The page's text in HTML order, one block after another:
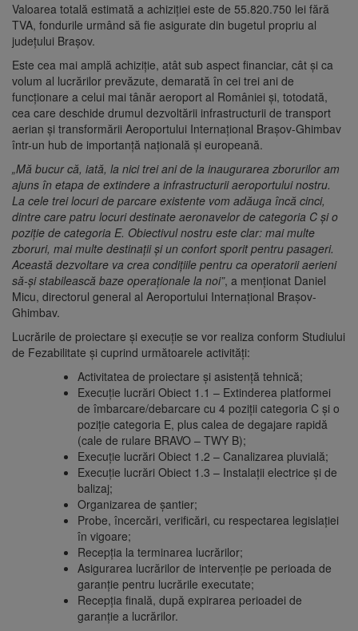
Valoarea totală estimată a achiziției este de 55.820.750 lei fără
TVA, fondurile urmând să fie asigurate din bugetul propriu al
județului Brașov.
Este cea mai amplă achiziție, atât sub aspect financiar, cât și ca
volum al lucrărilor prevăzute, demarată în cei trei ani de
funcționare a celui mai tânăr aeroport al României și, totodată,
cea care deschide drumul dezvoltării infrastructurii de transport
aerian și transformării Aeroportului Internațional Brașov-Ghimbav
într-un hub de importanță națională și europeană.
„Mă bucur că, iată, la nici trei ani de la inaugurarea zborurilor am
ajuns în etapa de extindere a infrastructurii aeroportului nostru.
La cele trei locuri de parcare existente vom adăuga încă cinci,
dintre care patru locuri destinate aeronavelor de categoria C şi o
poziţie de categoria E. Obiectivul nostru este clar: mai multe
zboruri, mai multe destinații și un confort sporit pentru pasageri.
Această dezvoltare va crea condițiile pentru ca operatorii aerieni
să-și stabilească baze operaționale la noi”, a menționat Daniel
Micu, directorul general al Aeroportului Internațional Brașov-
Ghimbav.
Lucrările de proiectare și execuție se vor realiza conform Studiului
de Fezabilitate și cuprind următoarele activități:
Activitatea de proiectare și asistență tehnică;
Execuție lucrări Obiect 1.1 – Extinderea platformei
de îmbarcare/debarcare cu 4 poziţii categoria C şi o
poziţie categoria E, plus calea de degajare rapidă
(cale de rulare BRAVO – TWY B);
Execuție lucrări Obiect 1.2 – Canalizarea pluvială;
Execuție lucrări Obiect 1.3 – Instalaţii electrice şi de
balizaj;
Organizarea de șantier;
Probe, încercări, verificări, cu respectarea legislaţiei
în vigoare;
Recepţia la terminarea lucrărilor;
Asigurarea lucrărilor de intervenţie pe perioada de
garanţie pentru lucrările executate;
Recepția finală, după expirarea perioadei de
garanție a lucrărilor.